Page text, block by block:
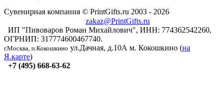
Сувенирная компания © PrintGifts.ru 2003 - 2026
zakaz@PrintGifts.ru
ИП "Пивоваров Роман Михайлович", ИНН: 774362542260,
ОГРНИП: 317774600467740.
г.Москва, п.Кокошкино ул.Дачная, д.10А м. Кокошкино (на
Я.карте)
+7 (495) 668-63-62